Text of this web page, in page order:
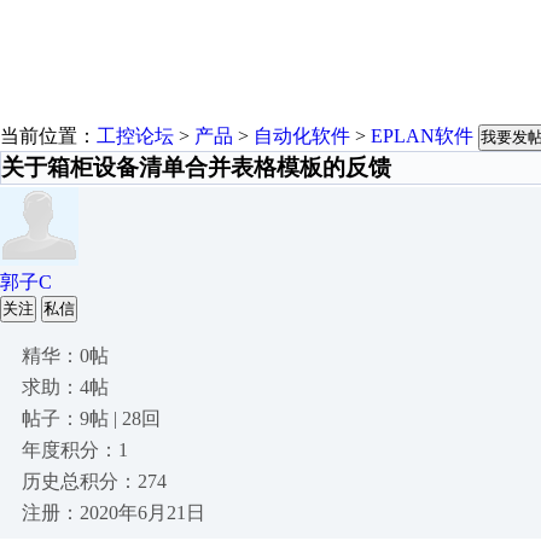
当前位置： 工控论坛 > 产品 > 自动化软件 > EPLAN软件 我要发
关于箱柜设备清单合并表格模板的反馈
郭子C
关注 私信
精华：0帖
求助：4帖
帖子：9帖 | 28回
年度积分：1
历史总积分：274
注册：2020年6月21日